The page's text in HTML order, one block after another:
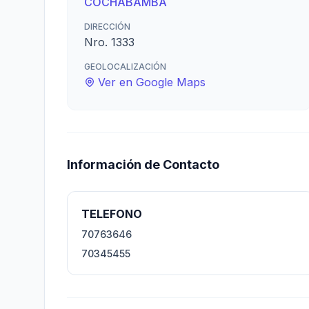
DIRECCIÓN
Nro. 1333
GEOLOCALIZACIÓN
Ver en Google Maps
Información de Contacto
TELEFONO
70763646
70345455